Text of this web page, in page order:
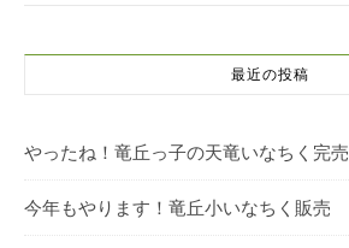
最近の投稿
やったね！竜丘っ子の天竜いなちく完売
今年もやります！竜丘小いなちく販売